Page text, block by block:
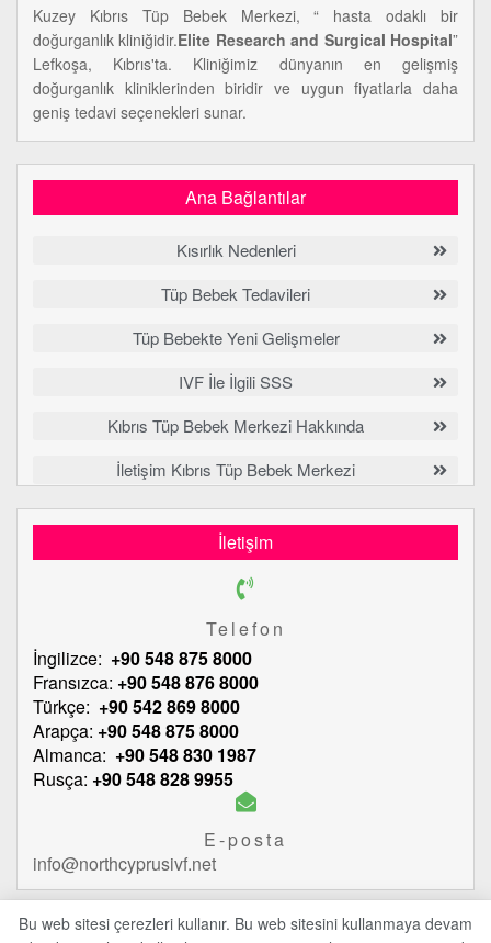
Kuzey Kıbrıs Tüp Bebek Merkezi, “ hasta odaklı bir
doğurganlık kliniğidir.Elite Research and Surgical Hospital”
Lefkoşa, Kıbrıs'ta. Kliniğimiz dünyanın en gelişmiş
doğurganlık kliniklerinden biridir ve uygun fiyatlarla daha
geniş tedavi seçenekleri sunar.
Ana Bağlantılar
Kısırlık Nedenleri
Tüp Bebek Tedavileri
Tüp Bebekte Yeni Gelişmeler
IVF İle İlgili SSS
Kıbrıs Tüp Bebek Merkezi Hakkında
İletişim Kıbrıs Tüp Bebek Merkezi
İletişim
Telefon
İngilizce: +90 548 875 8000
Fransızca: +90 548 876 8000
Türkçe: +90 542 869 8000
Arapça: +90 548 875 8000
Almanca: +90 548 830 1987
Rusça: +90 548 828 9955
E-posta
info@northcyprusivf.net
Bu web sitesi çerezleri kullanır. Bu web sitesini kullanmaya devam